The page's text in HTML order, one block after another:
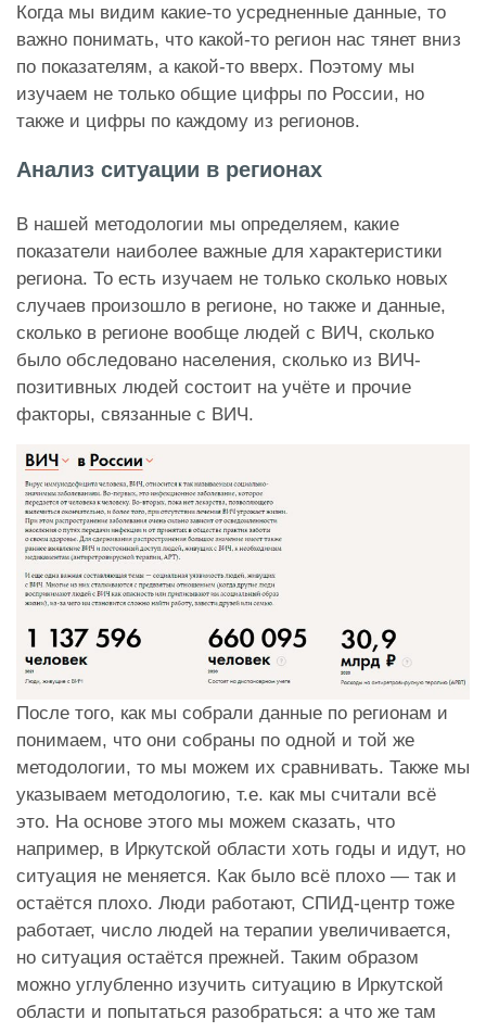
Когда мы видим какие-то усредненные данные, то
важно понимать, что какой-то регион нас тянет вниз
по показателям, а какой-то вверх. Поэтому мы
изучаем не только общие цифры по России, но
также и цифры по каждому из регионов.
Анализ ситуации в регионах
В нашей методологии мы определяем, какие
показатели наиболее важные для характеристики
региона. То есть изучаем не только сколько новых
случаев произошло в регионе, но также и данные,
сколько в регионе вообще людей с ВИЧ, сколько
было обследовано населения, сколько из ВИЧ-
позитивных людей состоит на учёте и прочие
факторы, связанные с ВИЧ.
После того, как мы собрали данные по регионам и
понимаем, что они собраны по одной и той же
методологии, то мы можем их сравнивать. Также мы
указываем методологию, т.е. как мы считали всё
это. На основе этого мы можем сказать, что
например, в Иркутской области хоть годы и идут, но
ситуация не меняется. Как было всё плохо — так и
остаётся плохо. Люди работают, СПИД-центр тоже
работает, число людей на терапии увеличивается,
но ситуация остаётся прежней. Таким образом
можно углубленно изучить ситуацию в Иркутской
области и попытаться разобраться: а что же там